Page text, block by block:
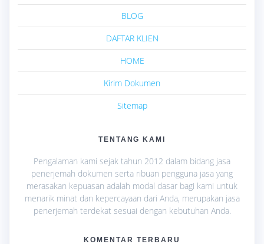
BLOG
DAFTAR KLIEN
HOME
Kirim Dokumen
Sitemap
TENTANG KAMI
Pengalaman kami sejak tahun 2012 dalam bidang jasa
penerjemah dokumen serta ribuan pengguna jasa yang
merasakan kepuasan adalah modal dasar bagi kami untuk
menarik minat dan kepercayaan dari Anda, merupakan jasa
penerjemah terdekat sesuai dengan kebutuhan Anda.
KOMENTAR TERBARU